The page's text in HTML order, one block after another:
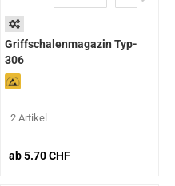
Griffschalenmagazin Typ-
306
2 Artikel
ab 5.70 CHF